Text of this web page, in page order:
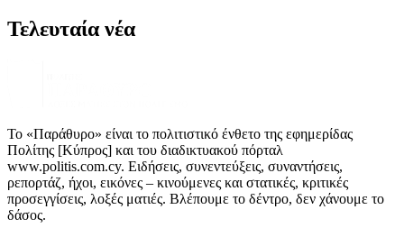
Τελευταία νέα
Το «Παράθυρο» είναι το πολιτιστικό ένθετο της εφημερίδας
Πολίτης [Κύπρος] και του διαδικτυακού πόρταλ
www.politis.com.cy. Ειδήσεις, συνεντεύξεις, συναντήσεις,
ρεπορτάζ, ήχοι, εικόνες – κινούμενες και στατικές, κριτικές
προσεγγίσεις, λοξές ματιές. Βλέπουμε το δέντρο, δεν χάνουμε το
δάσος.